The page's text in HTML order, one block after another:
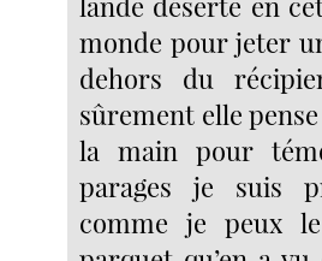
monde pour jeter
dehors du
sûrement elle
la main pour
parages je suis
comme je peux